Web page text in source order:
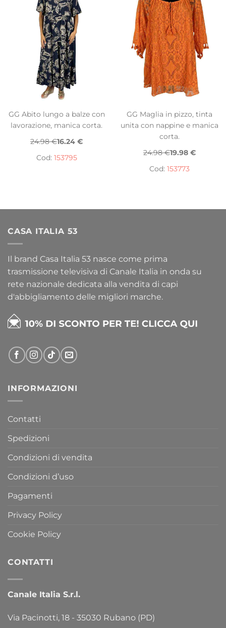
GG Abito lungo a balze con
lavorazione, manica corta.
24.98 €16.24 €
Cod: 153795
GG Maglia in pizzo, tinta
unita con nappine e manica
corta.
24.98 €19.98 €
Cod: 153773
CASA ITALIA 53
Il brand Casa Italia 53 nasce come prima
trasmissione televisiva di Canale Italia in onda su
rete nazionale dedicata alla vendita di capi
d'abbigliamento delle migliori marche.
INFORMAZIONI
Contatti
Spedizioni
Condizioni di vendita
Condizioni d’uso
Pagamenti
Privacy Policy
Cookie Policy
CONTATTI
Canale Italia S.r.l.
Via Pacinotti, 18 - 35030 Rubano (PD)